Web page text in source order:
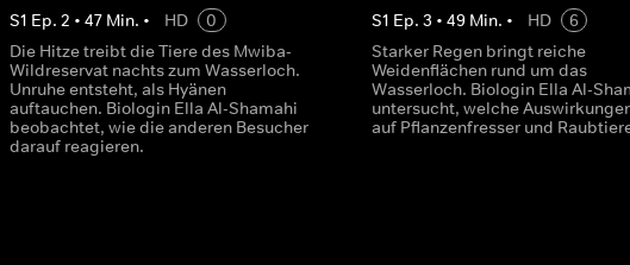
S1 Ep.2 •47 Min. • HD
0
Die Hitze treibt die Tiere des Mwiba-
Wildreservat nachts zum Wasserloch.
Unruhe entsteht, als Hyänen
auftauchen. Biologin Ella Al-Shamahi
beobachtet, wie die anderen Besucher
darauf reagieren.
S1 Ep. 3 • 49Min. • HD
6
Starker Regen bringt reiche
Weidenflächen rund um das
Wasserloch. Biologin Ella Al-
untersucht, welche
auf Pflanzenfresser und